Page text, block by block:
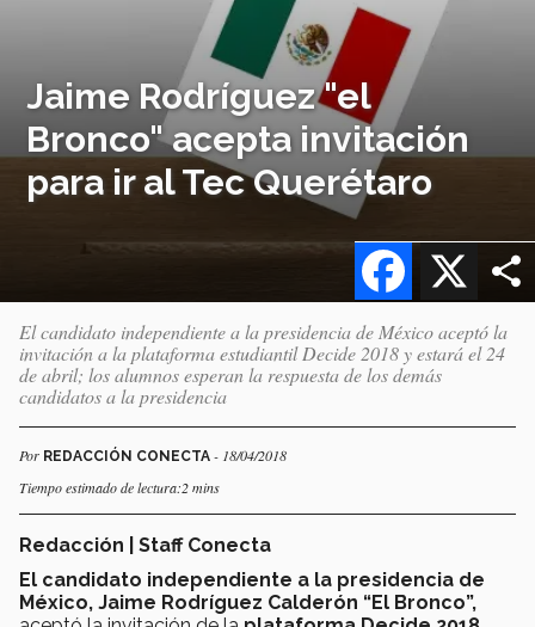
Jaime Rodríguez "el
Bronco" acepta invitación
para ir al Tec Querétaro
X
Facebook
El candidato independiente a la presidencia de México aceptó la
invitación a la plataforma estudiantil Decide 2018 y estará el 24
de abril; los alumnos esperan la respuesta de los demás
candidatos a la presidencia
Por REDACCIÓN CONECTA - 18/04/2018
Tiempo estimado de lectura:2 mins
Redacción | Staff Conecta
El candidato independiente a la presidencia de
México, Jaime Rodríguez Calderón “El Bronco”,